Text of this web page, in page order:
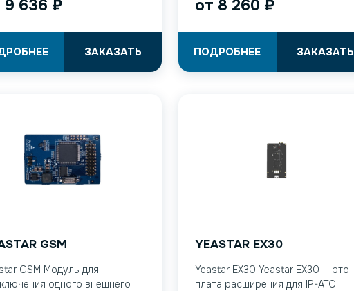
9 636 ₽
ЗАКАЗАТЬ
от 8 260 ₽
ЗАКАЗАТЬ
ПОДРОБНЕЕ
GSM
GSM Модуль для
одного внешнего
YEASTAR EX30
Yeastar EX30 Yeastar EX30 — это
плата расширения для IP-АТС